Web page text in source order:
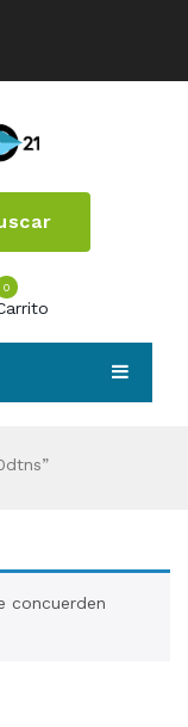
0
concuerden